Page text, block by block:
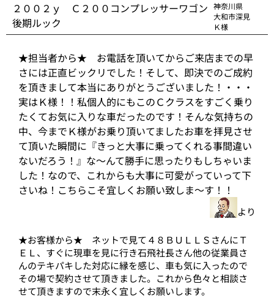
２００２ｙ Ｃ２００コンプレッサーワゴン
後期ルック
神奈川県
大和市深見
Ｋ様
★担当者から★ お電話を頂いてからご来店までの早
さには正直ビックリでした！そして、即決でのご成約
を頂きまして本当にありがとうございました！・・・
実はＫ様！！私個人的にもこのＣクラスをすごく乗り
たくてお気に入りな車だったのです！そんな気持ちの
中、今までＫ様がお乗り頂いてましたお車を拝見させ
て頂いた瞬間に『きっと大事に乗ってくれる事間違い
ないだろう！』な～んて勝手に思ったりもしちゃいま
した！なので、これからも大事に可愛がっていって下
さいね！こちらこそ宜しくお願い致しま～す！！
より
★お客様から★ ネットで見て４８ＢＵＬＬＳさんにＴ
ＥＬ、すぐに現車を見に行き石飛社長さん他の従業員さ
んのテキパキした対応に縁を感じ、車も気に入ったので
その場で契約させて頂きました。これから色々と相談さ
せて頂きますので末永く宜しくお願いします。